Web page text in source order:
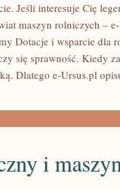
Jeśli interesuje Cię
maszyn rolniczych –
Dotacje i wsparcie dla
się sprawność. Kiedy
Dlatego e-Ursus.pl
i